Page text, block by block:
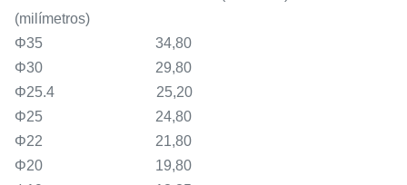
(milímetros)
Φ35 34,80
Φ30 29,80
Φ25.4 25,20
Φ25 24,80
Φ22 21,80
Φ20 19,80